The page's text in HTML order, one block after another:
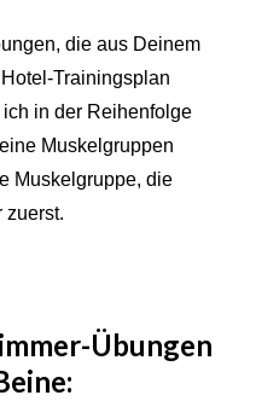
die aus Deinem
Trainingsplan
in der Reihenfolge
Muskelgruppen
Muskelgruppe, die
zuerst.
Übungen